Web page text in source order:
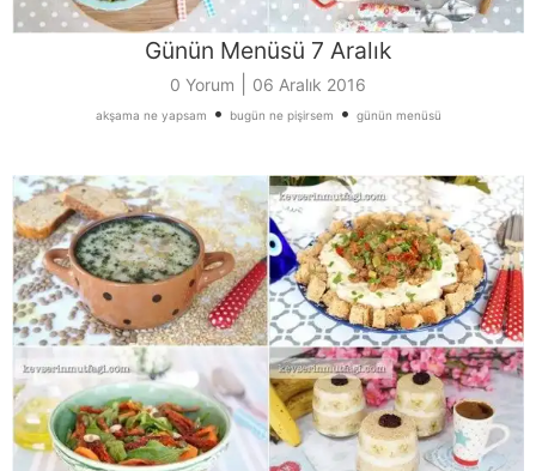
Günün Menüsü 7 Aralık
0 Yorum 06 Aralık 2016
akşama ne yapsam • bugün ne pişirsem • günün menüsü